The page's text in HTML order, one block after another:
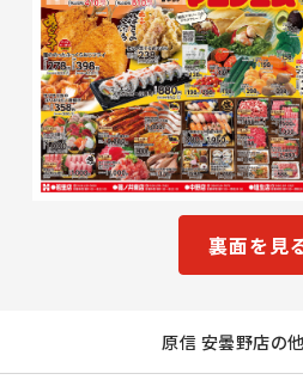
裏面を見
原信 安曇野店の